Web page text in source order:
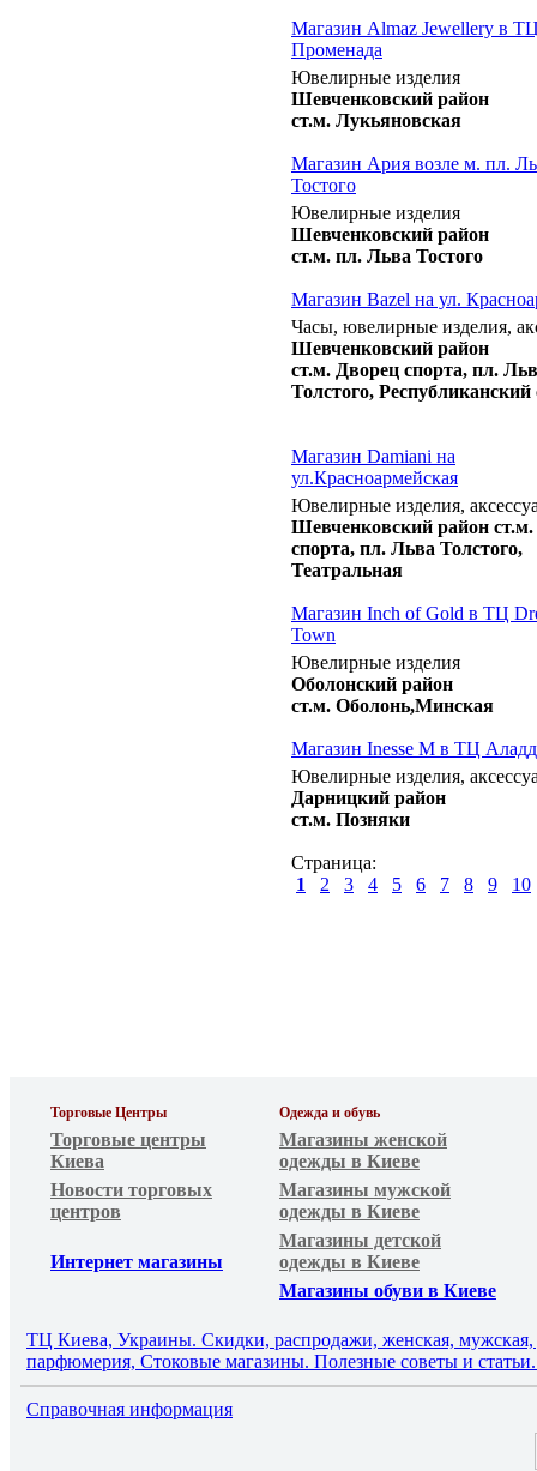
Магазин Almaz Jewellery в
Променада
Ювелирные изделия
Шевченковский район
ст.м. Лукьяновская
Магазин Ария возле м. пл.
Тостого
Ювелирные изделия
Шевченковский район
ст.м. пл. Льва Тостого
Магазин Bazel на ул.
Часы, ювелирные изделия,
Шевченковский район
ст.м. Дворец спорта, пл.
Толстого, Республиканский
Магазин Damiani на
ул.Красноармейская
Ювелирные изделия,
Шевченковский район
спорта, пл. Льва Толстого,
Театральная
Магазин Inch of Gold в ТЦ
Town
Ювелирные изделия
Оболонский район
ст.м. Оболонь,Минская
Магазин Inesse M в ТЦ
Ювелирные изделия,
Дарницкий район
ст.м. Позняки
Страница:
1
2 3 4 5 6 7 8 9 10
Торговые Центры
Торговые центры
Киева
Новости торговых
центров
Интернет магазины
Одежда и обувь
Магазины женской
одежды в Киеве
Магазины мужской
одежды в Киеве
Магазины детской
одежды в Киеве
Магазины обуви в Киеве
ТЦ Киева, Украины. Скидки, распродажи, женская, мужская,
парфюмерия, Стоковые магазины. Полезные советы и
Справочная информация